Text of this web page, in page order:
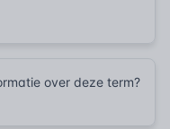
over deze term?